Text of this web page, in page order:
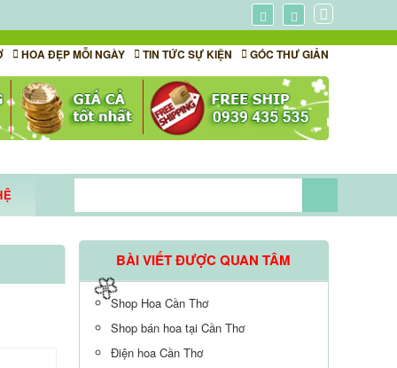
HOA ĐẸP MỖI NGÀY TIN TỨC SỰ KIỆN GÓC THƯ GIẢN
BÀI VIẾT ĐƯỢC QUAN TÂM
Shop Hoa Cần Thơ
Shop bán hoa tại Cần Thơ
Điện hoa Cần Thơ
🌼
🌼